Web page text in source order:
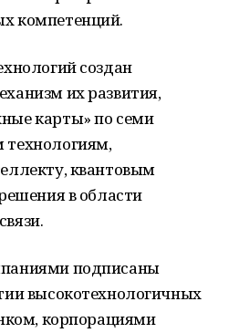
компетенций.
создан
их развития,
карты» по семи
квантовым
в области
подписаны
высокотехнологичных
корпорациями